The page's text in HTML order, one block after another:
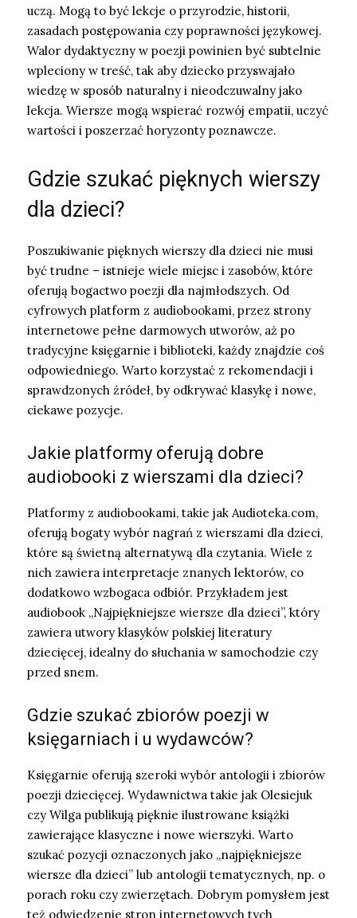
uczą. Mogą to być lekcje o przyrodzie, historii,
zasadach postępowania czy poprawności językowej.
Walor dydaktyczny w poezji powinien być subtelnie
wpleciony w treść, tak aby dziecko przyswajało
wiedzę w sposób naturalny i nieodczuwalny jako
lekcja. Wiersze mogą wspierać rozwój empatii, uczyć
wartości i poszerzać horyzonty poznawcze.
Gdzie szukać pięknych wierszy
dla dzieci?
Poszukiwanie pięknych wierszy dla dzieci nie musi
być trudne – istnieje wiele miejsc i zasobów, które
oferują bogactwo poezji dla najmłodszych. Od
cyfrowych platform z audiobookami, przez strony
internetowe pełne darmowych utworów, aż po
tradycyjne księgarnie i biblioteki, każdy znajdzie coś
odpowiedniego. Warto korzystać z rekomendacji i
sprawdzonych źródeł, by odkrywać klasykę i nowe,
ciekawe pozycje.
Jakie platformy oferują dobre
audiobooki z wierszami dla dzieci?
Platformy z audiobookami, takie jak Audioteka.com,
oferują bogaty wybór nagrań z wierszami dla dzieci,
które są świetną alternatywą dla czytania. Wiele z
nich zawiera interpretacje znanych lektorów, co
dodatkowo wzbogaca odbiór. Przykładem jest
audiobook „Najpiękniejsze wiersze dla dzieci”, który
zawiera utwory klasyków polskiej literatury
dziecięcej, idealny do słuchania w samochodzie czy
przed snem.
Gdzie szukać zbiorów poezji w
księgarniach i u wydawców?
Księgarnie oferują szeroki wybór antologii i zbiorów
poezji dziecięcej. Wydawnictwa takie jak Olesiejuk
czy Wilga publikują pięknie ilustrowane książki
zawierające klasyczne i nowe wierszyki. Warto
szukać pozycji oznaczonych jako „najpiękniejsze
wiersze dla dzieci” lub antologii tematycznych, np. o
porach roku czy zwierzętach. Dobrym pomysłem jest
też odwiedzenie stron internetowych tych